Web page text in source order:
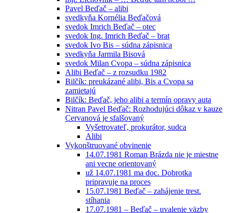
Pavel Beďač – alibi
svedkyňa Kornélia Beďačová
svedok Imrich Beďač – otec
svedok Ing. Imrich Beďač – brat
svedok Ivo Bis – súdna zápisnica
svedkyňa Jarmila Bisová
svedok Milan Cvopa – súdna zápisnica
Alibi Beďač – z rozsudku 1982
Bilčík: preukázané alibi, Bis a Cvopa sa
zamietajú
Bilčík: Beďač, jeho alibi a termín opravy auta
Nitran Pavel Beďač: Rozhodujúci dôkaz v kauze
Cervanová je sfalšovaný
Vyšetrovateľ, prokurátor, sudca
Alibi
Vykonštruované obvinenie
14.07.1981 Roman Brázda nie je miestne
ani vecne orientovaný
už 14.07.1981 ma doc. Dobrotka
pripravuje na proces
15.07.1981 Beďač – zahájenie trest.
stíhania
17.07.1981 – Beďač – uvalenie väzby